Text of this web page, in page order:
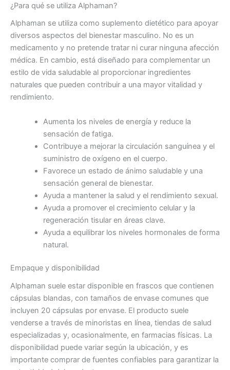
¿Para qué se utiliza Alphaman?
Alphaman se utiliza como suplemento dietético para apoyar
diversos aspectos del bienestar masculino. No es un
medicamento y no pretende tratar ni curar ninguna afección
médica. En cambio, está diseñado para complementar un
estilo de vida saludable al proporcionar ingredientes
naturales que pueden contribuir a una mayor vitalidad y
rendimiento.
Aumenta los niveles de energía y reduce la
sensación de fatiga.
Contribuye a mejorar la circulación sanguínea y el
suministro de oxígeno en el cuerpo.
Favorece un estado de ánimo saludable y una
sensación general de bienestar.
Ayuda a mantener la salud y el rendimiento sexual.
Ayuda a promover el crecimiento celular y la
regeneración tisular en áreas clave.
Ayuda a equilibrar los niveles hormonales de forma
natural.
Empaque y disponibilidad
Alphaman suele estar disponible en frascos que contienen
cápsulas blandas, con tamaños de envase comunes que
incluyen 20 cápsulas por envase. El producto suele
venderse a través de minoristas en línea, tiendas de salud
especializadas y, ocasionalmente, en farmacias físicas. La
disponibilidad puede variar según la ubicación, y es
importante comprar de fuentes confiables para garantizar la